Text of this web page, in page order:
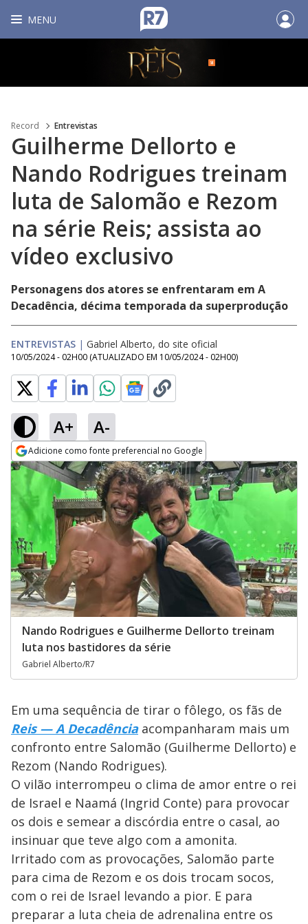
MENU
Record Entrevistas
Guilherme Dellorto e
Nando Rodrigues treinam
luta de Salomão e Rezom
na série Reis; assista ao
vídeo exclusivo
Personagens dos atores se enfrentaram em A
Decadência, décima temporada da superprodução
ENTREVISTAS | Gabriel Alberto, do site oficial
10/05/2024 - 02H00 (ATUALIZADO EM 10/05/2024 - 02H00)
A+ A-
Adicione como fonte preferencial no Google
Opens in new window
Nando Rodrigues e Guilherme Dellorto treinam
luta nos bastidores da série
Gabriel Alberto/R7
Em uma sequência de tirar o fôlego, os fãs de
Reis — A Decadênciaacompanharam mais um
confronto entre Salomão (Guilherme Dellorto) e
Rezom (Nando Rodrigues).
O vilão interrompeu o clima de amor entre o rei
de Israel e Naamá (Ingrid Conte) para provocar
os dois e semear a discórdia entre o casal, ao
insinuar que teve algo com a amonita.
Irritado com as provocações, Salomão parte
para cima de Rezom e os dois trocam socos,
com o rei de Israel levando a pior. E para
preparar a luta cheia de adrenalina entre os